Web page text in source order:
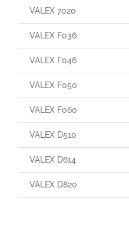
VALEX 7020
VALEX F036
VALEX F046
VALEX F050
VALEX F060
VALEX D510
VALEX D614
VALEX D820